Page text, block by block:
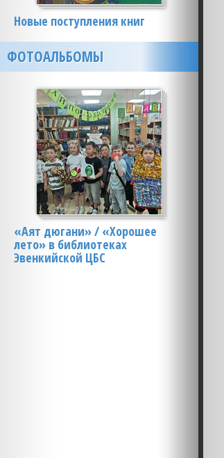
Новые поступления книг
ФОТОАЛЬБОМЫ
«Аят дюгани» / «Хорошее
лето» в библиотеках
Эвенкийской ЦБС